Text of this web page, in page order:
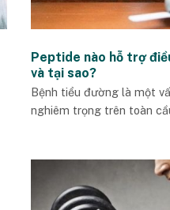
Peptide nào hỗ trợ
và tại sao?
Bệnh tiểu đường là một
nghiêm trọng trên toàn